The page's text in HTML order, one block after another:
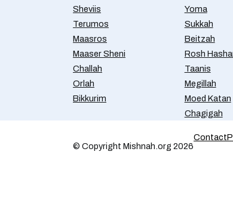
Sheviis
Terumos
Maasros
Maaser Sheni
Challah
Orlah
Bikkurim
Yoma
Sukkah
Beitzah
Rosh
Taanis
Megillah
Moed Katan
Chagigah
© Copyright Mishnah.org 2026
Contact